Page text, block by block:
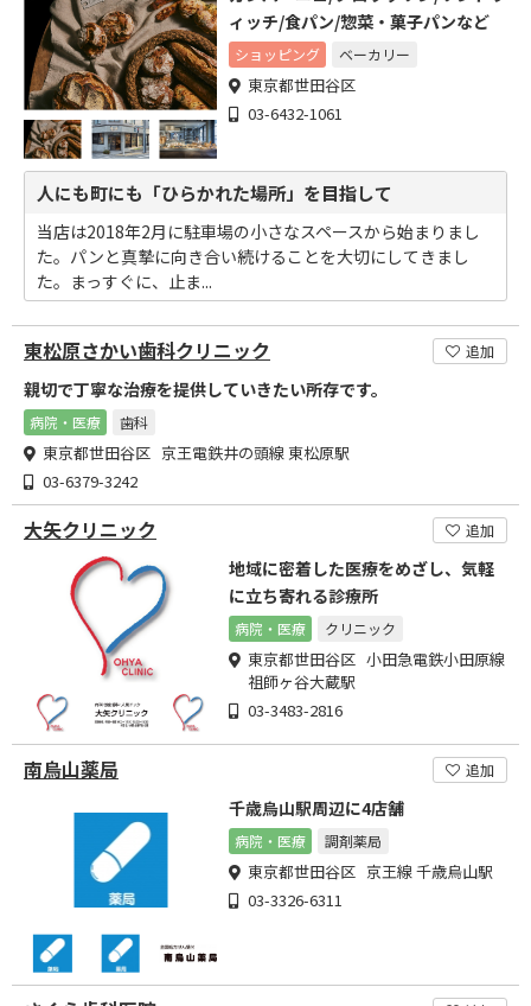
ィッチ/食パン/惣菜・菓子パンなど
ショッピング ベーカリー
東京都世田谷区
03-6432-1061
人にも町にも「ひらかれた場所」を目指して
当店は2018年2月に駐車場の小さなスペースから始まりまし
た。パンと真摯に向き合い続けることを大切にしてきまし
た。まっすぐに、止ま...
東松原さかい歯科クリニック 追加
親切で丁寧な治療を提供していきたい所存です。
病院・医療 歯科
東京都世田谷区 京王電鉄井の頭線 東松原駅
03-6379-3242
大矢クリニック 追加
地域に密着した医療をめざし、気軽
に立ち寄れる診療所
病院・医療 クリニック
東京都世田谷区 小田急電鉄小田原線
祖師ヶ谷大蔵駅
03-3483-2816
南烏山薬局 追加
千歳烏山駅周辺に4店舗
病院・医療 調剤薬局
東京都世田谷区 京王線 千歳烏山駅
03-3326-6311